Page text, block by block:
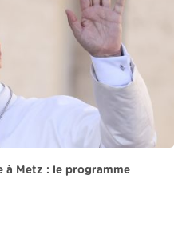
à Metz : le programme